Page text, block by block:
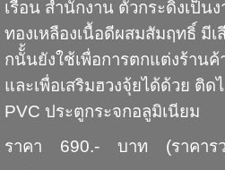
เรือน สำนักงาน ตัวกระดิ่งเป็น
ทองเหลืองเนื้อดีผสมสัมฤทธิ์ มี
กนัั้นยังใช้เพื่อการตกแต่งร้าน
และเพื่อเสริมฮวงจุ้ยได้ด้วย ติ
PVC ประตูกระจกอลูมิเนียม
ราคา 690.- บาท (ราคารว